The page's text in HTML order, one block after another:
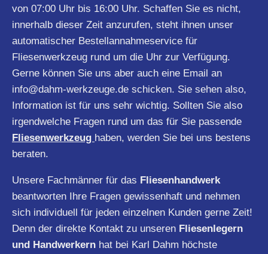
von 07:00 Uhr bis 16:00 Uhr. Schaffen Sie es nicht,
innerhalb dieser Zeit anzurufen, steht ihnen unser
automatischer Bestellannahmeservice für
Fliesenwerkzeug rund um die Uhr zur Verfügung.
Gerne können Sie uns aber auch eine Email an
info@dahm-werkzeuge.de schicken. Sie sehen also,
Information ist für uns sehr wichtig. Sollten Sie also
irgendwelche Fragen rund um das für Sie passende
Fliesenwerkzeug haben, werden Sie bei uns bestens
beraten.
Unsere Fachmänner für das Fliesenhandwerk
beantworten Ihre Fragen gewissenhaft und nehmen
sich individuell für jeden einzelnen Kunden gerne Zeit!
Denn der direkte Kontakt zu unseren Fliesenlegern
und Handwerkern hat bei Karl Dahm höchste